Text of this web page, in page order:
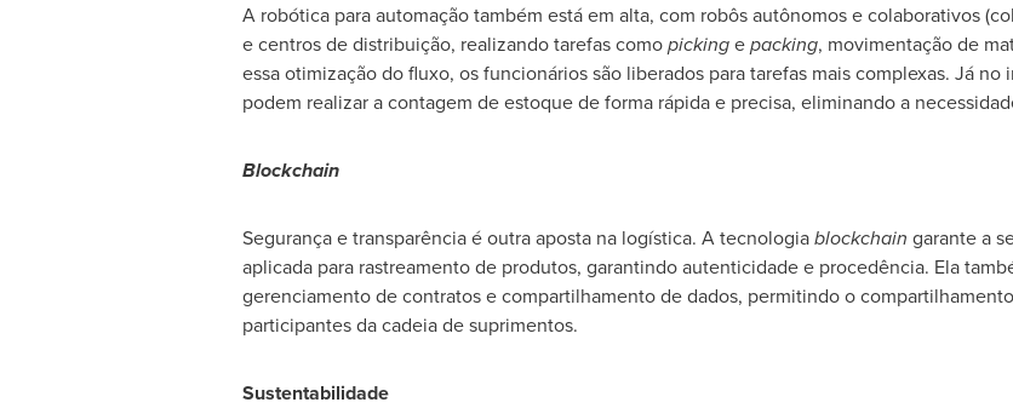
A robótica para automação também está em alta, com robôs autônomos e colaborativos
e centros de distribuição, realizando tarefas comopickingepacking, movimentação de
essa otimização do fluxo, os funcionários são liberados para tarefas mais complexas. Já
podem realizar a contagem de estoque de forma rápida e precisa, eliminando a
Blockchain
Segurança e transparência é outra aposta na logística. A tecnologiablockchain garante a
aplicada para rastreamento de produtos, garantindo autenticidade e procedência. Ela
gerenciamento de contratos e compartilhamento de dados, permitindo o
participantes da cadeia de suprimentos.
Sustentabilidade